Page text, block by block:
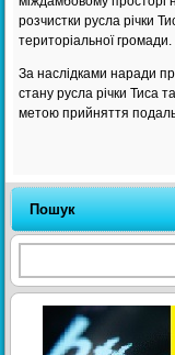
розчистки русла річки
територіальної громади.
За наслідками наради
стану русла річки Тиса
метою прийняття
Пошук